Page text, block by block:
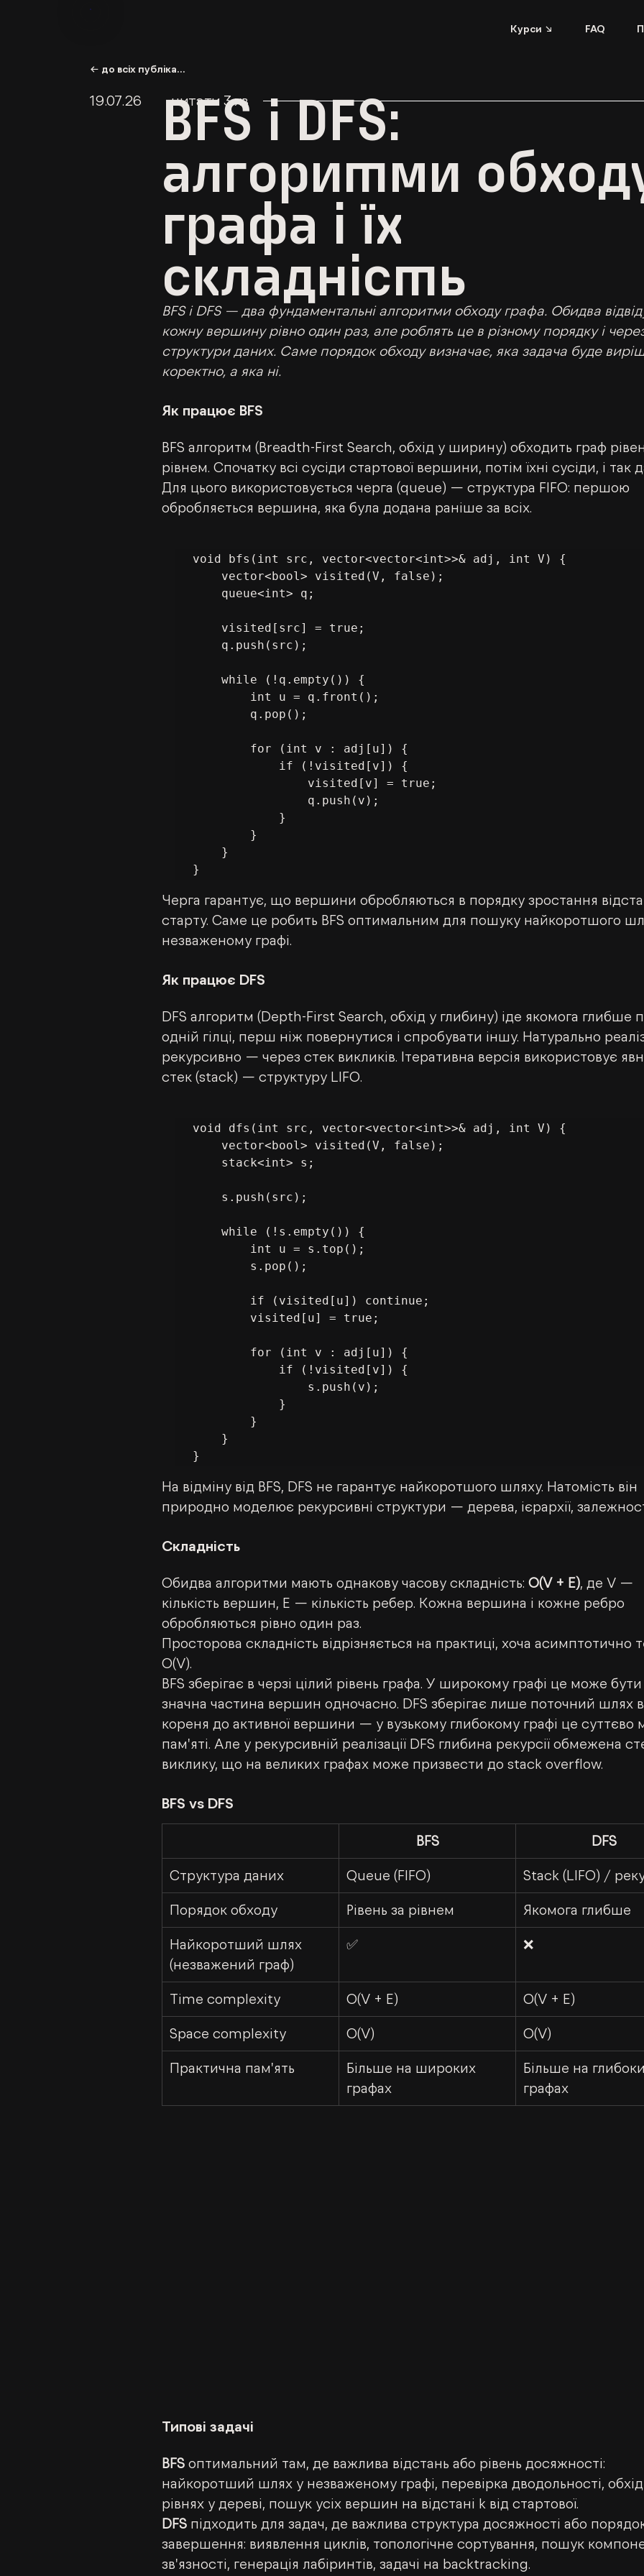
Курси ↘ FAQ
← до всіх публікацій
19.07.26 читати 3 хв
BFS і DFS:
алгоритми
графа і їх
складність
BFS і DFS — два фундаментальні алгоритми обходу графа. Обидва
кожну вершину рівно один раз, але роблять це в різному порядку і
структури даних. Саме порядок обходу визначає, яка задача буде
коректно, а яка ні.
Як працює BFS
BFS алгоритм (Breadth-First Search, обхід у ширину) обходить граф
рівнем. Спочатку всі сусіди стартової вершини, потім їхні сусіди, і так
Для цього використовується черга (queue) — структура FIFO: першою
обробляється вершина, яка була додана раніше за всіх.
void bfs(int src, vector<vector<int>>& adj, int V) {
}
Черга гарантує, що вершини обробляються в порядку зростання
старту. Саме це робить BFS оптимальним для пошуку найкоротшого
незваженому графі.
Як працює DFS
DFS алгоритм (Depth-First Search, обхід у глибину) іде якомога глибше
одній гілці, перш ніж повернутися і спробувати іншу. Натурально
рекурсивно — через стек викликів. Ітеративна версія використовує
стек (stack) — структуру LIFO.
void dfs(int src, vector<vector<int>>& adj, int V) {
}
На відміну від BFS, DFS не гарантує найкоротшого шляху. Натомість він
природно моделює рекурсивні структури — дерева, ієрархії,
Складність
Обидва алгоритми мають однакову часову складність: O(V + E), де V —
кількість вершин, E — кількість ребер. Кожна вершина і кожне ребро
обробляються рівно один раз.
Просторова складність відрізняється на практиці, хоча асимптотично
O(V).
BFS зберігає в черзі цілий рівень графа. У широкому графі це може
значна частина вершин одночасно. DFS зберігає лише поточний шлях
кореня до активної вершини — у вузькому глибокому графі це
пам'яті. Але у рекурсивній реалізації DFS глибина рекурсії обмежена
виклику, що на великих графах може призвести до stack overflow.
BFS vs DFS
BFS DFS
Структура даних Queue (FIFO) Stack (LIFO) /
Порядок обходу Рівень за рівнем Якомога глибше
Найкоротший шлях
(незважений граф)
✅ ❌
Time complexity O(V + E) O(V + E)
Space complexity O(V) O(V)
Практична пам'ять
Більше на широких
графах
Більше на
графах
Типові задачі
BFS оптимальний там, де важлива відстань або рівень досяжності:
найкоротший шлях у незваженому графі, перевірка дводольності,
рівнях у дереві, пошук усіх вершин на відстані k від стартової.
DFS підходить для задач, де важлива структура досяжності або
завершення: виявлення циклів, топологічне сортування, пошук
зв'язності, генерація лабіринтів, задачі на backtracking.